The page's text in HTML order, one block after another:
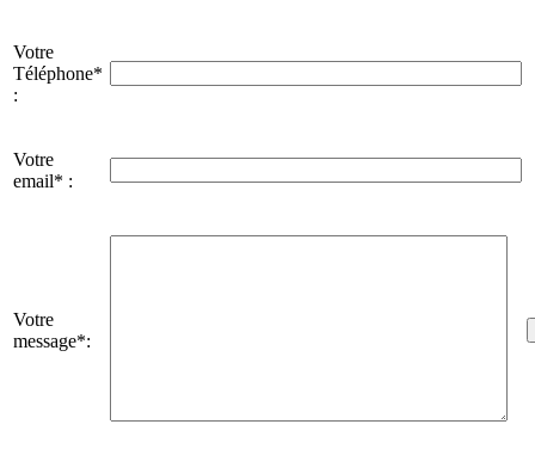
Votre
Téléphone*
:
Votre
email* :
Votre
message*: